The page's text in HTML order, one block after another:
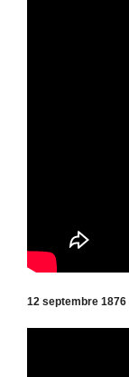
12 septembre 1876